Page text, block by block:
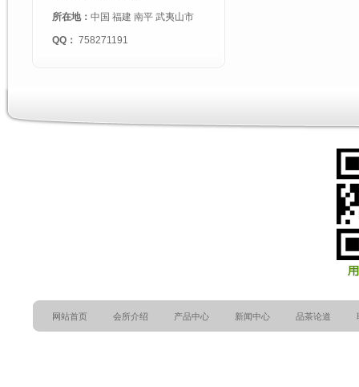
所在地： 中国 福建 南平 武夷山市
QQ： 758271191
网站首页 会所介绍 产品中心 新闻中心 品茶论道